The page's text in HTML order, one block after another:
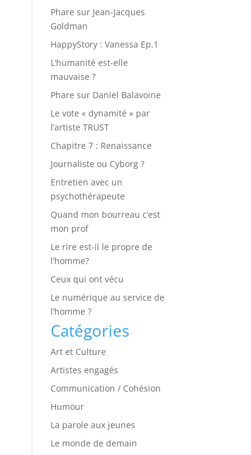
Phare sur Jean-Jacques
Goldman
HappyStory : Vanessa Ep.1
L’humanité est-elle
mauvaise ?
Phare sur Daniel Balavoine
Le vote « dynamité » par
l’artiste TRUST
Chapitre 7 : Renaissance
Journaliste ou Cyborg ?
Entretien avec un
psychothérapeute
Quand mon bourreau c’est
mon prof
Le rire est-il le propre de
l’homme?
Ceux qui ont vécu
Le numérique au service de
l’homme ?
Catégories
Art et Culture
Artistes engagés
Communication / Cohésion
Humour
La parole aux jeunes
Le monde de demain